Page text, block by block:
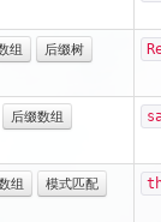
组
后缀树
后缀数组
组
模式匹配